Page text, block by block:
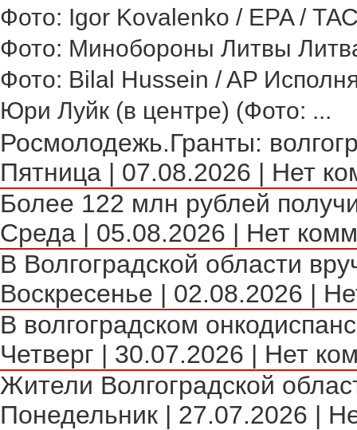
Фото: Igor Kovalenko / EPA /
Фото: Минобороны Литвы
Фото: Bilal Hussein / AP
Юри Луйк (в центре) (Фото: ...
Росмолодежь.Гранты:
Пятница | 07.08.2026 | Нет
Более 122 млн рублей
Среда | 05.08.2026 | Нет
В Волгоградской области
Воскресенье | 02.08.2026 |
В волгоградском
Четверг | 30.07.2026 | Нет
Жители Волгоградской
Понедельник | 27.07.2026 |